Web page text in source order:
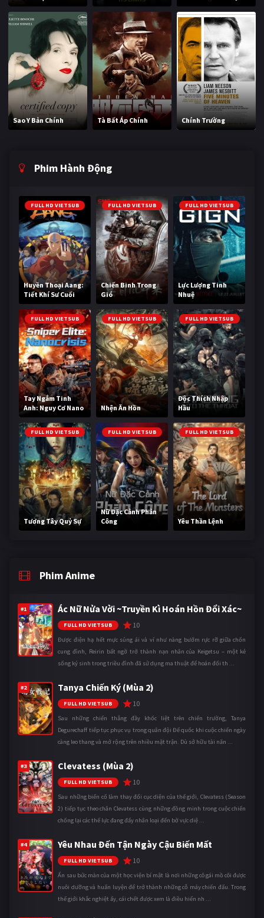
Sao Y Bản Chính Tà Bất Áp Chính Chính Trường
Phim Hành Động
FULL HD VIETSUB
Huyền Thoại Aang:
Tiết Khí Sư Cuối
Cùng
FULL HD VIETSUB
Chiến Binh Trong
Gió
FULL HD VIETSUB
Lực Lượng Tinh
Nhuệ
FULL HD VIETSUB
Tay Ngắm Tinh
Anh: Nguy Cơ Nano
FULL HD VIETSUB
Nhện Ăn Hồn
FULL HD VIETSUB
Độc Thích Nhập
Hầu
FULL HD VIETSUB
Tương Tây Quỷ Sự
FULL HD VIETSUB
Nữ Đặc Cảnh Phản
Công
FULL HD VIETSUB
Yêu Thần Lệnh
Phim Anime
#1 Ác Nữ Nửa Vời ~Truyền Kì Hoán Hồn Đổi Xác~
FULL HD VIETSUB 10
Được điện hạ hết mực sủng ái và ví như nàng bướm rực rỡ giữa chốn
cung đình, Reirin bất ngờ trở thành nạn nhân của Keigetsu – một kẻ
sống ký sinh trong triều đình đã sử dụng ma thuật để hoán đổi th ...
#2 Tanya Chiến Ký (Mùa 2)
FULL HD VIETSUB 10
Sau những chiến thắng đầy khốc liệt trên chiến trường, Tanya
Degurechaff tiếp tục phục vụ trong quân đội Đế quốc khi cuộc chiến ngày
càng leo thang và mở rộng trên nhiều mặt trận. Dù sở hữu tài năn ...
#3 Clevatess (Mùa 2)
FULL HD VIETSUB 10
Sau những biến cố làm thay đổi cục diện của thế giới, Clevatess (Season
2) tiếp tục theo chân Clevatess cùng những đồng minh trong cuộc chiến
chống lại các thế lực đang đẩy nhân loại đến bờ vực diệ ...
#4 Yêu Nhau Đến Tận Ngày Cậu Biến Mất
FULL HD VIETSUB 10
Ẩn sau bức màn của một học viện bí mật là nơi những cô gái mồ côi được
nuôi dưỡng và huấn luyện để trở thành những cỗ máy chiến đấu. Trong
thế giới khắc nghiệt ấy, cái chết được xem là điều hiển nh ...